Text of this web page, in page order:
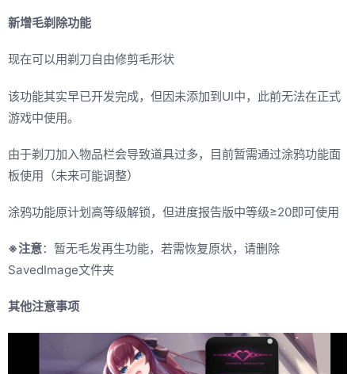
新增毛剃除功能
现在可以用剃刀自由修剪毛形状
该功能其实早已开发完成，但因未添加到UI中，此前无法在正式
游戏中使用。
由于剃刀加入物品栏会导致道具过多，目前暂需通过涂鸦功能面
板使用（未来可能调整）
涂鸦功能原计划高等级解锁，但进度报告版中等级≥20即可使用
※注意：暂无毛发再生功能，若需恢复原状，请删除
SavedImage文件夹
其他注意事项